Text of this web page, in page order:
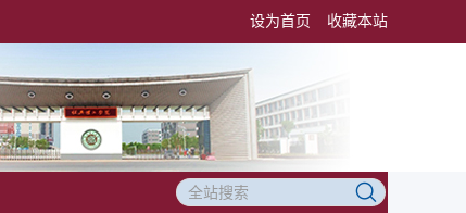
设为首页 收藏本站